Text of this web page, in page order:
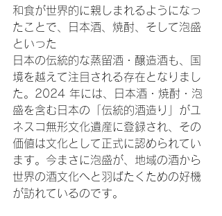
和食が世界的に親しまれるようになっ
たことで、日本酒、焼酎、そして泡盛
といった
日本の伝統的な蒸留酒・醸造酒も、国
境を越えて注目される存在となりまし
た。2024 年には、日本酒・焼酎・泡
盛を含む日本の「伝統的酒造り」がユ
ネスコ無形文化遺産に登録され、その
価値は文化として正式に認められてい
ます。今まさに泡盛が、地域の酒から
世界の酒文化へと羽ばたくための好機
が訪れているのです。